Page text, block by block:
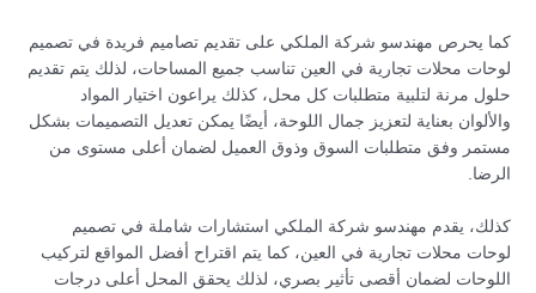
كما يحرص مهندسو شركة الملكي على تقديم تصاميم فريدة في تصميم
لوحات محلات تجارية في العين تناسب جميع المساحات، لذلك يتم تقديم
حلول مرنة لتلبية متطلبات كل محل، كذلك يراعون اختيار المواد
والألوان بعناية لتعزيز جمال اللوحة، أيضًا يمكن تعديل التصميمات بشكل
مستمر وفق متطلبات السوق وذوق العميل لضمان أعلى مستوى من
الرضا.
كذلك، يقدم مهندسو شركة الملكي استشارات شاملة في تصميم
لوحات محلات تجارية في العين، كما يتم اقتراح أفضل المواقع لتركيب
اللوحات لضمان أقصى تأثير بصري، لذلك يحقق المحل أعلى درجات